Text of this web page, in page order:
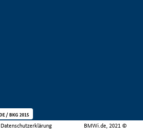
Datenschutzerklärung BMWi.de, 2021 ©
/ BKG 2015